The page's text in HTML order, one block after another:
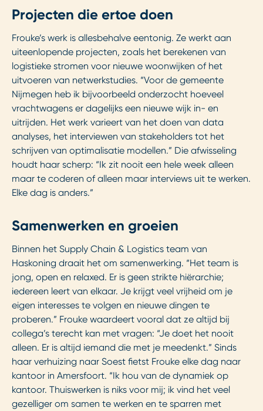
Projecten die ertoe doen
Frouke’s werk is allesbehalve eentonig. Ze werkt aan
uiteenlopende projecten, zoals het berekenen van
logistieke stromen voor nieuwe woonwijken of het
uitvoeren van netwerkstudies. “Voor de gemeente
Nijmegen heb ik bijvoorbeeld onderzocht hoeveel
vrachtwagens er dagelijks een nieuwe wijk in- en
uitrijden. Het werk varieert van het doen van data
analyses, het interviewen van stakeholders tot het
schrijven van optimalisatie modellen.” Die afwisseling
houdt haar scherp: “Ik zit nooit een hele week alleen
maar te coderen of alleen maar interviews uit te werken.
Elke dag is anders.”
Samenwerken en groeien
Binnen het Supply Chain & Logistics team van
Haskoning draait het om samenwerking. “Het team is
jong, open en relaxed. Er is geen strikte hiërarchie;
iedereen leert van elkaar. Je krijgt veel vrijheid om je
eigen interesses te volgen en nieuwe dingen te
proberen.” Frouke waardeert vooral dat ze altijd bij
collega’s terecht kan met vragen: “Je doet het nooit
alleen. Er is altijd iemand die met je meedenkt.” Sinds
haar verhuizing naar Soest fietst Frouke elke dag naar
kantoor in Amersfoort. “Ik hou van de dynamiek op
kantoor. Thuiswerken is niks voor mij; ik vind het veel
gezelliger om samen te werken en te sparren met